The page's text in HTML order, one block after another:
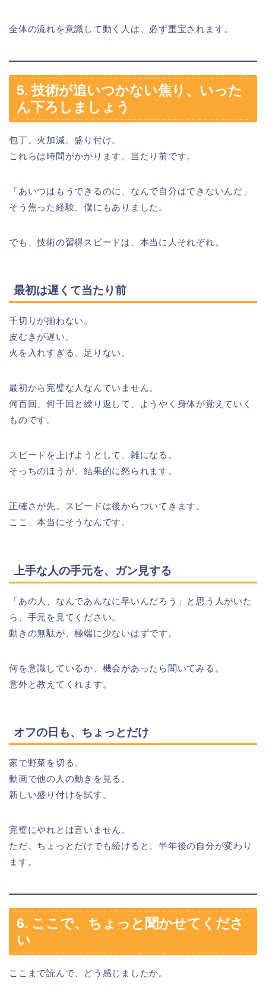
全体の流れを意識して動く人は、必ず重宝されます。
5. 技術が追いつかない焦り、いった
ん下ろしましょう
包丁。火加減。盛り付け。
これらは時間がかかります。当たり前です。
「あいつはもうできるのに、なんで自分はできないんだ」
そう焦った経験、僕にもありました。
でも、技術の習得スピードは、本当に人それぞれ。
最初は遅くて当たり前
千切りが揃わない。
皮むきが遅い。
火を入れすぎる、足りない。
最初から完璧な人なんていません。
何百回、何千回と繰り返して、ようやく身体が覚えていく
ものです。
スピードを上げようとして、雑になる。
そっちのほうが、結果的に怒られます。
正確さが先。スピードは後からついてきます。
ここ、本当にそうなんです。
上手な人の手元を、ガン見する
「あの人、なんであんなに早いんだろう」と思う人がいた
ら、手元を見てください。
動きの無駄が、極端に少ないはずです。
何を意識しているか、機会があったら聞いてみる。
意外と教えてくれます。
オフの日も、ちょっとだけ
家で野菜を切る。
動画で他の人の動きを見る。
新しい盛り付けを試す。
完璧にやれとは言いません。
ただ、ちょっとだけでも続けると、半年後の自分が変わり
ます。
6. ここで、ちょっと聞かせてくださ
い
ここまで読んで、どう感じましたか。